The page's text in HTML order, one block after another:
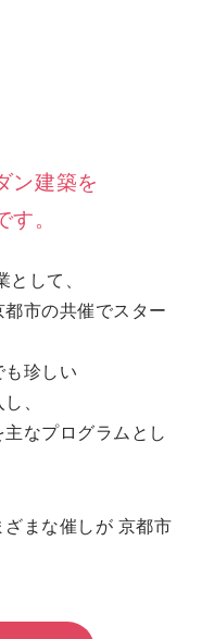
ン建築を
。
して、
市の共催でスター
も珍しい
、
なプログラムとし
ざまな催しが 京都市